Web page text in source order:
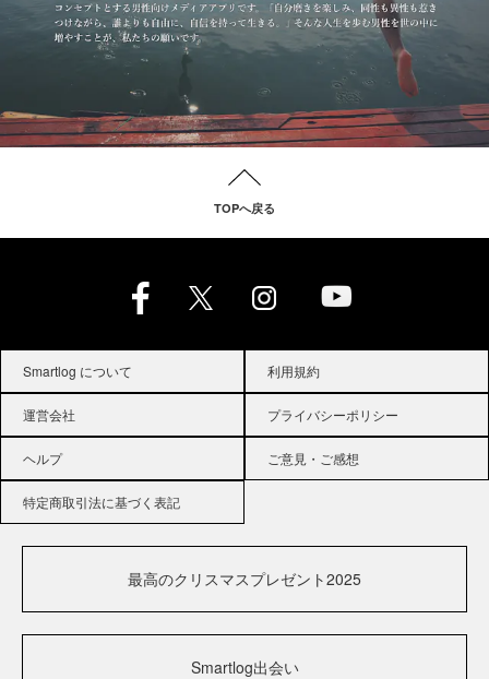
TOPへ戻る
Smartlog について 利用規約
運営会社 プライバシーポリシー
ヘルプ ご意見・ご感想
特定商取引法に基づく表記
最高のクリスマスプレゼント2025
Smartlog出会い